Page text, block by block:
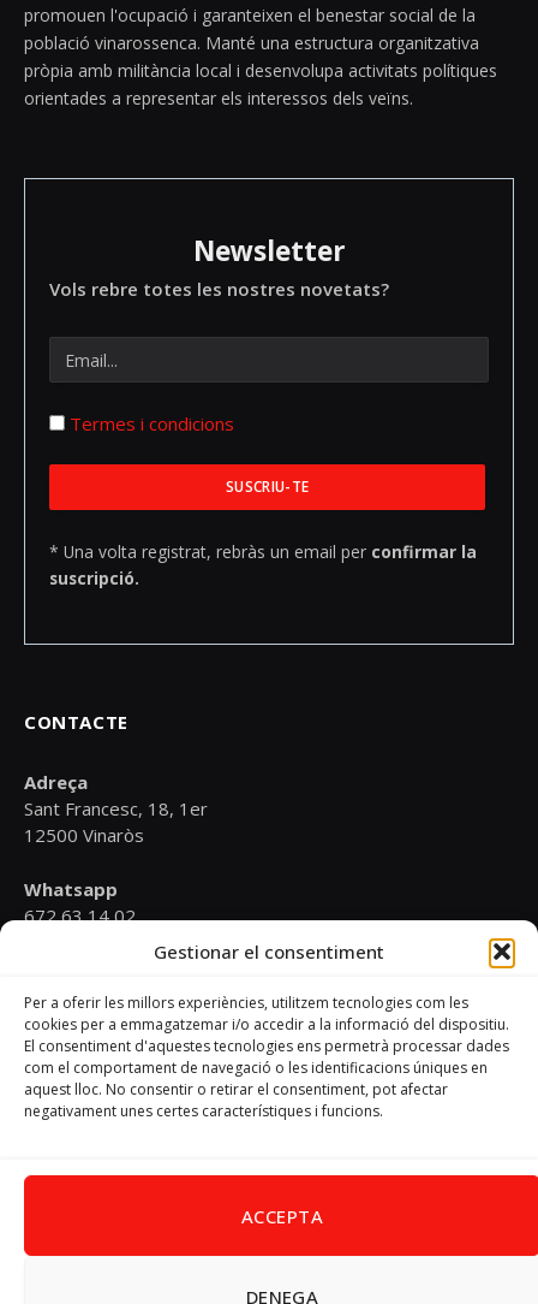
Gestionar el consentiment
Per a oferir les millors experiències, utilitzem tecnologies com les
cookies per a emmagatzemar i/o accedir a la informació del dispositiu.
El consentiment d'aquestes tecnologies ens permetrà processar dades
com el comportament de navegació o les identificacions úniques en
aquest lloc. No consentir o retirar el consentiment, pot afectar
negativament unes certes característiques i funcions.
ACCEPTA
DENEGA
promouen l'ocupació i garanteixen el benestar social de la
població vinarossenca. Manté una estructura organitzativa
pròpia amb militància local i desenvolupa activitats polítiques
orientades a representar els interessos dels veïns.
Newsletter
Vols rebre totes les nostres novetats?
Termes i condicions
* Una volta registrat, rebràs un email per confirmar la
suscripció.
CONTACTE
Adreça
Sant Francesc, 18, 1er
12500 Vinaròs
Whatsapp
672 63 14 02
psoevinaros@gmail.com
Horari
Dilluns de 19:00 a 20:30 h